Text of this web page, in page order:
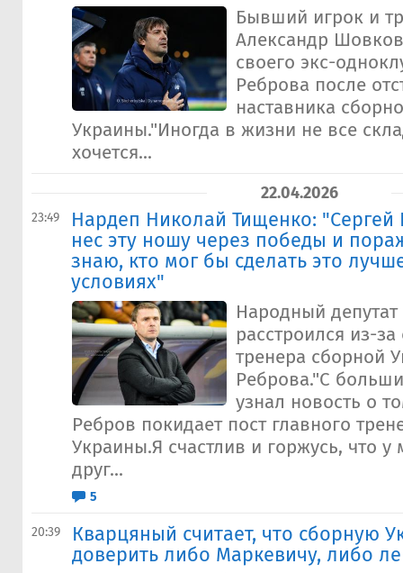
Бывший игрок и
Александр
своего экс-
Реброва после
наставника
Украины."Иногда в жизни не все
хочется...
22.04.2026
23:49
Нардеп Николай Тищенко: "Сергей
нес эту ношу через победы и
знаю, кто мог бы сделать это
условиях"
Народный
расстроился из-
тренера сборной
Реброва."С
узнал новость о
Ребров покидает пост главного
Украины.Я счастлив и горжусь, что у
друг...
5
20:39
Кварцяный считает, что сборную
доверить либо Маркевичу, либо